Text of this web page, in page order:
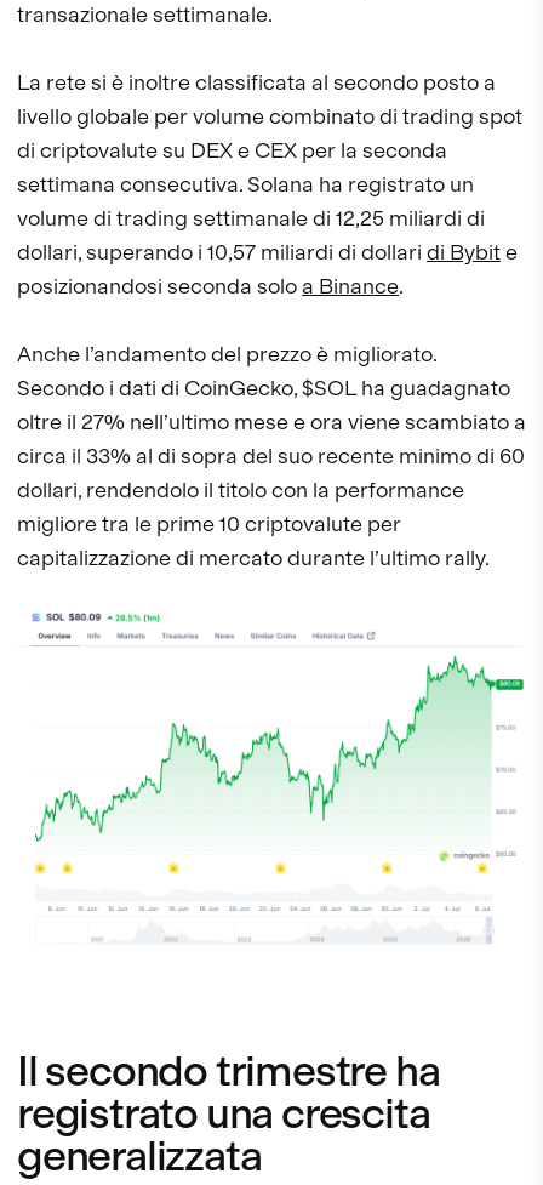
transazionale settimanale.
La rete si è inoltre classificata al secondo posto a
livello globale per volume combinato di trading spot
di criptovalute su DEX e CEX per la seconda
settimana consecutiva. Solana ha registrato un
volume di trading settimanale di 12,25 miliardi di
dollari, superando i 10,57 miliardi di dollari di Bybite
posizionandosi seconda soloa Binance.
Anche l’andamento del prezzo è migliorato.
Secondo i dati di CoinGecko, $SOL ha guadagnato
oltre il 27% nell’ultimo mese e ora viene scambiato a
circa il 33% al di sopra del suo recente minimo di 60
dollari, rendendolo il titolo con la performance
migliore tra le prime 10 criptovalute per
capitalizzazione di mercato durante l’ultimo rally.
Il secondo trimestre ha
registrato una crescita
generalizzata